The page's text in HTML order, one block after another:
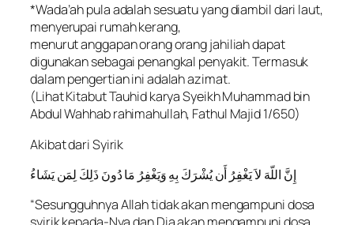
*Wada’ah pula adalah sesuatu yang diambil dari laut,
menyerupai rumah kerang,
menurut anggapan orang orang jahiliah dapat
digunakan sebagai penangkal penyakit. Termasuk
dalam pengertian ini adalah azimat.
(Lihat Kitabut Tauhid karya Syeikh Muhammad bin
Abdul Wahhab rahimahullah, Fathul Majid 1/650)
Akibat dari Syirik
إِنَّ اللّهَ لاَ يَغْفِرُ أَن يُشْرَكَ بِهِ وَيَغْفِرُ مَا دُونَ ذَلِكَ لِمَن يَشَاءُ
“Sesungguhnya Allah tidak akan mengampuni dosa